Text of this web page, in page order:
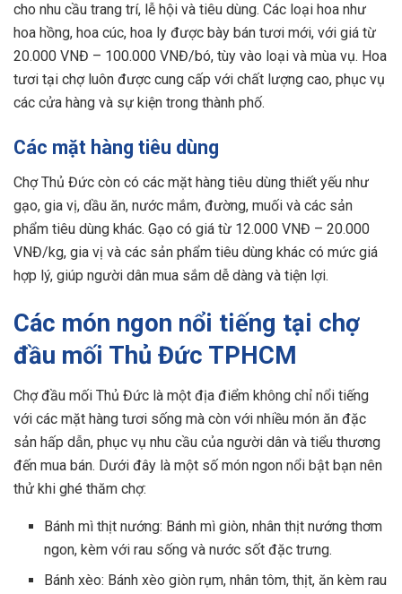
cho nhu cầu trang trí, lễ hội và tiêu dùng. Các loại hoa như
hoa hồng, hoa cúc, hoa ly được bày bán tươi mới, với giá từ
20.000 VNĐ – 100.000 VNĐ/bó, tùy vào loại và mùa vụ. Hoa
tươi tại chợ luôn được cung cấp với chất lượng cao, phục vụ
các cửa hàng và sự kiện trong thành phố.
Các mặt hàng tiêu dùng
Chợ Thủ Đức còn có các mặt hàng tiêu dùng thiết yếu như
gạo, gia vị, dầu ăn, nước mắm, đường, muối và các sản
phẩm tiêu dùng khác. Gạo có giá từ 12.000 VNĐ – 20.000
VNĐ/kg, gia vị và các sản phẩm tiêu dùng khác có mức giá
hợp lý, giúp người dân mua sắm dễ dàng và tiện lợi.
Các món ngon nổi tiếng tại chợ
đầu mối Thủ Đức TPHCM
Chợ đầu mối Thủ Đức là một địa điểm không chỉ nổi tiếng
với các mặt hàng tươi sống mà còn với nhiều món ăn đặc
sản hấp dẫn, phục vụ nhu cầu của người dân và tiểu thương
đến mua bán. Dưới đây là một số món ngon nổi bật bạn nên
thử khi ghé thăm chợ:
Bánh mì thịt nướng: Bánh mì giòn, nhân thịt nướng thơm
ngon, kèm với rau sống và nước sốt đặc trưng.
Bánh xèo: Bánh xèo giòn rụm, nhân tôm, thịt, ăn kèm rau